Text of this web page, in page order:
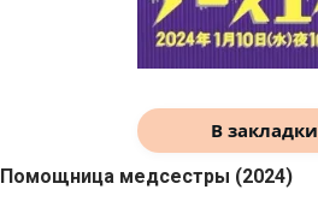
В закладки
Помощница медсестры (2024)